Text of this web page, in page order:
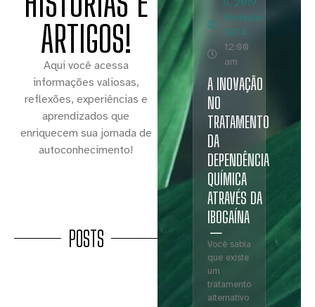
ARTIGOS!
Aqui você acessa
informações valiosas,
reflexões, experiências e
aprendizados que
enriquecem sua jornada de
autoconhecimento!
POSTS
Redação
IBTA
12:00
am
A INOVAÇÃO
NO
TRATAMENTO
DA
DEPENDÊNCIA
QUÍMICA
ATRAVÉS DA
IBOGAÍNA
Você sabia
que existe
um
tratamento
alternativo